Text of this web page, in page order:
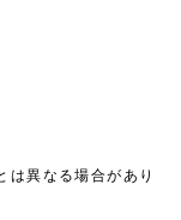
は異なる場合があり